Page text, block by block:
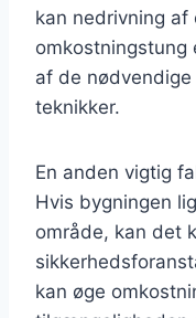
kan nedrivning
af de
teknikker.
En anden vigtig
Hvis bygningen
område, kan det
kan øge